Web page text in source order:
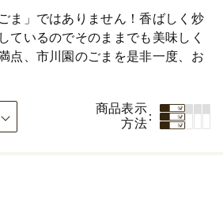
ま」ではありません！香ばしく炒
ているのでそのままでも美味しく
点、市川園のごまを是非一度、お
商品表示
方法